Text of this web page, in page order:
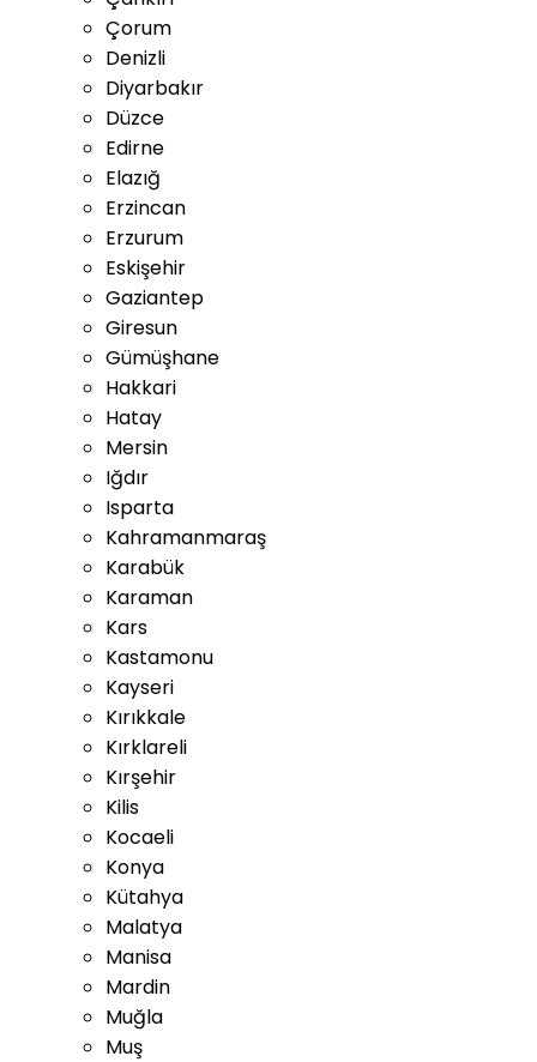
Çorum
Denizli
Diyarbakır
Düzce
Edirne
Elazığ
Erzincan
Erzurum
Eskişehir
Gaziantep
Giresun
Gümüşhane
Hakkari
Hatay
Mersin
Iğdır
Isparta
Kahramanmaraş
Karabük
Karaman
Kars
Kastamonu
Kayseri
Kırıkkale
Kırklareli
Kırşehir
Kilis
Kocaeli
Konya
Kütahya
Malatya
Manisa
Mardin
Muğla
Muş